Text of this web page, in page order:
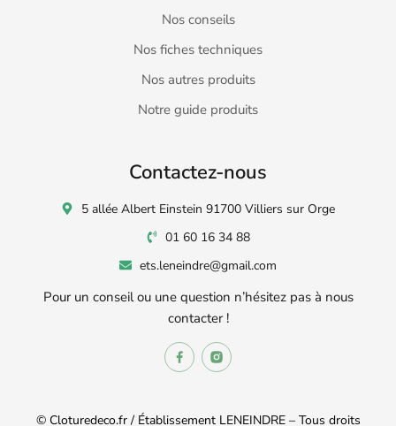
Nos conseils
Nos fiches techniques
Nos autres produits
Notre guide produits
Contactez-nous
5 allée Albert Einstein 91700 Villiers sur Orge
01 60 16 34 88
ets.leneindre@gmail.com
Pour un conseil ou une question n’hésitez pas à nous
contacter !
© Cloturedeco.fr / Établissement LENEINDRE – Tous droits